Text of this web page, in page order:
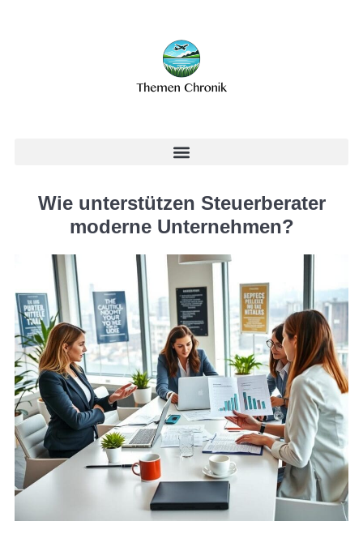
Wie unterstützen Steuerberater
moderne Unternehmen?